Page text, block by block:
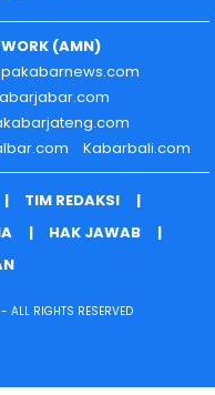
(AMN)
Kabarbali.com
TIM REDAKSI
HAK JAWAB
RIGHTS RESERVED